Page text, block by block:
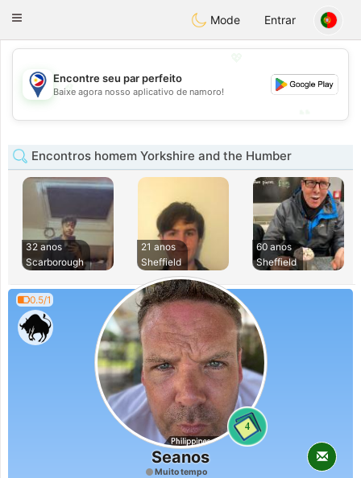
PhilippinesChat
Toggle
Mode Entrar
💖
💕
Encontre seu par perfeito
Baixe agora nosso aplicativo de namoro!
Encontros homem Yorkshire and the Humber
32 anos
Scarborough
21 anos
Sheffield
60 anos
Sheffield
0.5/1
4
Seanos
Muito tempo